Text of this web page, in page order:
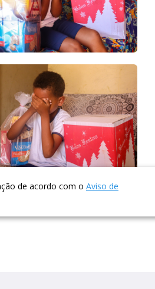
de acordo com o Aviso de